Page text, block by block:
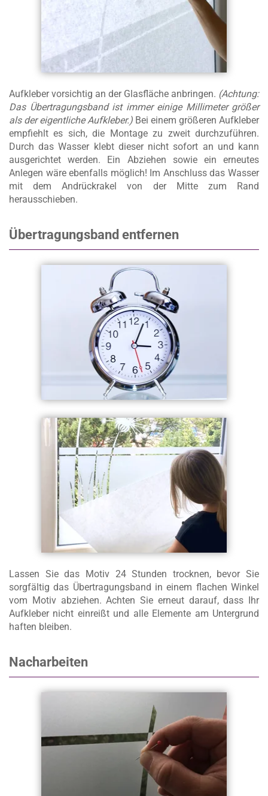
Aufkleber vorsichtig an der Glasfläche anbringen. (Achtung:
Das Übertragungsband ist immer einige Millimeter größer
als der eigentliche Aufkleber.) Bei einem größeren Aufkleber
empfiehlt es sich, die Montage zu zweit durchzuführen.
Durch das Wasser klebt dieser nicht sofort an und kann
ausgerichtet werden. Ein Abziehen sowie ein erneutes
Anlegen wäre ebenfalls möglich! Im Anschluss das Wasser
mit dem Andrückrakel von der Mitte zum Rand
herausschieben.
Übertragungsband entfernen
Lassen Sie das Motiv 24 Stunden trocknen, bevor Sie
sorgfältig das Übertragungsband in einem flachen Winkel
vom Motiv abziehen. Achten Sie erneut darauf, dass Ihr
Aufkleber nicht einreißt und alle Elemente am Untergrund
haften bleiben.
Nacharbeiten